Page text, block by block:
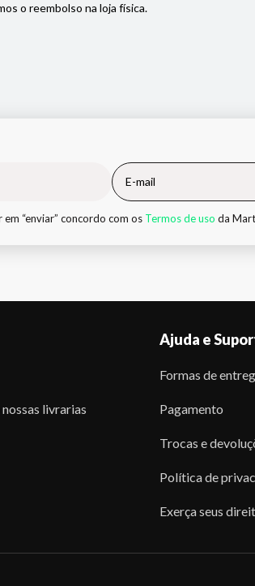
o reembolso na loja física.
em “enviar” concordo com os Termos de uso da
livrarias
Ajuda e
Formas de
Pagamento
Trocas e
Política de
Exerça seus